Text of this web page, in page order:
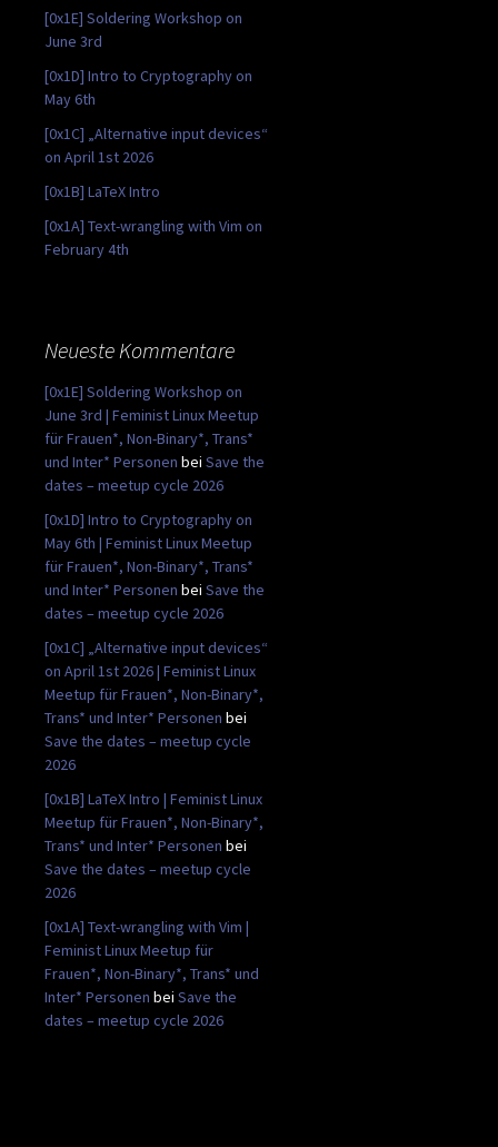
[0x1E] Soldering Workshop on
June 3rd
[0x1D] Intro to Cryptography on
May 6th
[0x1C] „Alternative input devices“
on April 1st 2026
[0x1B] LaTeX Intro
[0x1A] Text-wrangling with Vim on
February 4th
Neueste Kommentare
[0x1E] Soldering Workshop on
June 3rd | Feminist Linux Meetup
für Frauen*, Non-Binary*, Trans*
und Inter* Personen bei Save the
dates – meetup cycle 2026
[0x1D] Intro to Cryptography on
May 6th | Feminist Linux Meetup
für Frauen*, Non-Binary*, Trans*
und Inter* Personen bei Save the
dates – meetup cycle 2026
[0x1C] „Alternative input devices“
on April 1st 2026 | Feminist Linux
Meetup für Frauen*, Non-Binary*,
Trans* und Inter* Personen bei
Save the dates – meetup cycle
2026
[0x1B] LaTeX Intro | Feminist Linux
Meetup für Frauen*, Non-Binary*,
Trans* und Inter* Personen bei
Save the dates – meetup cycle
2026
[0x1A] Text-wrangling with Vim |
Feminist Linux Meetup für
Frauen*, Non-Binary*, Trans* und
Inter* Personen bei Save the
dates – meetup cycle 2026